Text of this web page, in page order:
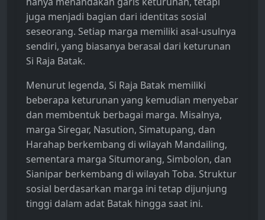
juga menjadi bagian dari identitas sosial
seseorang. Setiap marga memiliki asal-usulnya
sendiri, yang biasanya berasal dari keturunan
Si Raja Batak.
Menurut legenda, Si Raja Batak memiliki
beberapa keturunan yang kemudian menyebar
dan membentuk berbagai marga. Misalnya,
marga Siregar, Nasution, Simatupang, dan
Harahap berkembang di wilayah Mandailing,
sementara marga Situmorang, Simbolon, dan
Sianipar berkembang di wilayah Toba. Struktur
sosial berdasarkan marga ini tetap dijunjung
tinggi dalam adat Batak hingga saat ini.